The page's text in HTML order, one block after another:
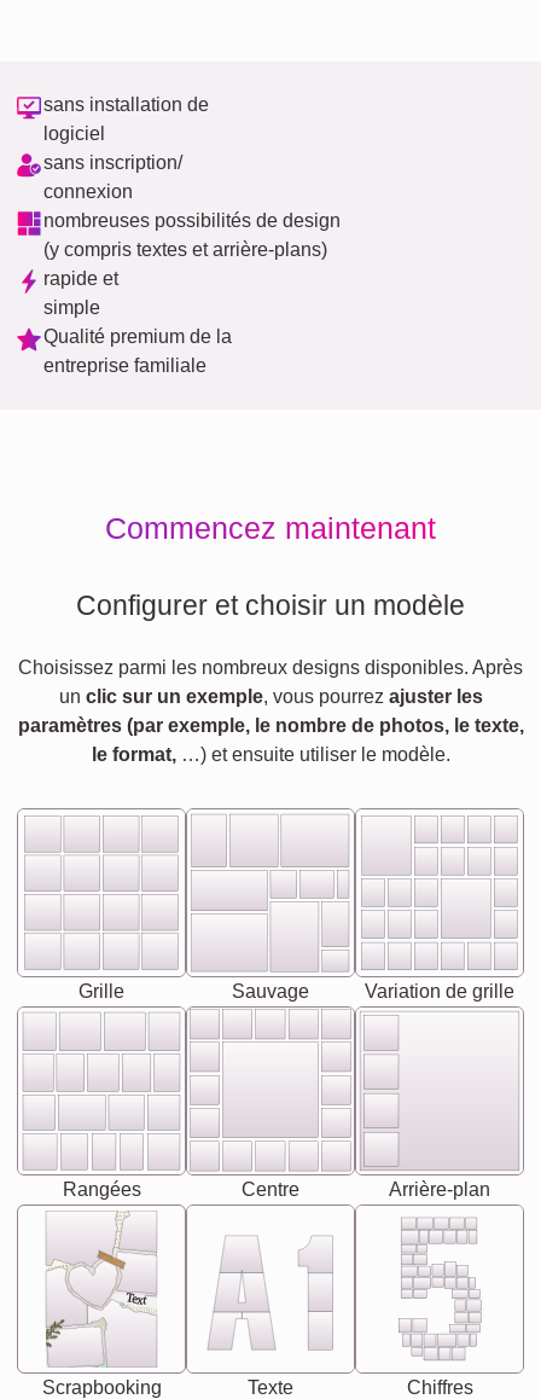
sans installation de
logiciel
sans inscription/
connexion
nombreuses possibilités de design
(y compris textes et arrière-plans)
rapide et
simple
Qualité premium de la
entreprise familiale
Commencez maintenant
Configurer et choisir un modèle
Choisissez parmi les nombreux designs disponibles. Après
un clic sur un exemple, vous pourrez ajuster les
paramètres (par exemple, le nombre de photos, le texte,
le format,…) et ensuite utiliser le modèle.
Grille Sauvage Variation de grille
Rangées Centre Arrière-plan
Text
Scrapbooking Texte Chiffres